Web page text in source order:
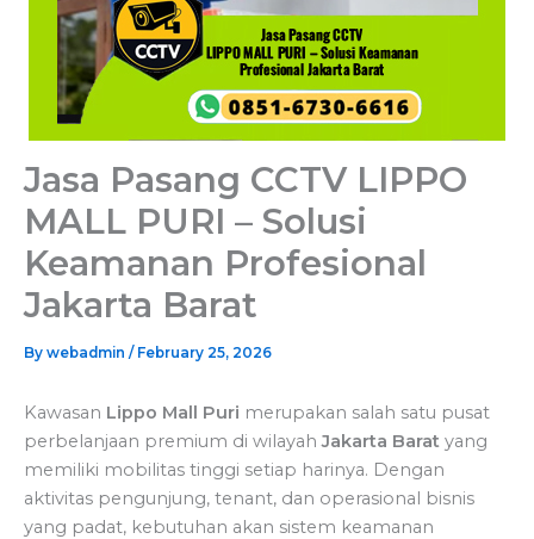
Jasa Pasang CCTV LIPPO
MALL PURI – Solusi
Keamanan Profesional
Jakarta Barat
By webadmin / February 25, 2026
Kawasan Lippo Mall Puri merupakan salah satu pusat
perbelanjaan premium di wilayahJakarta Barat yang
memiliki mobilitas tinggi setiap harinya. Dengan
aktivitas pengunjung, tenant, dan operasional bisnis
yang padat, kebutuhan akan sistem keamanan